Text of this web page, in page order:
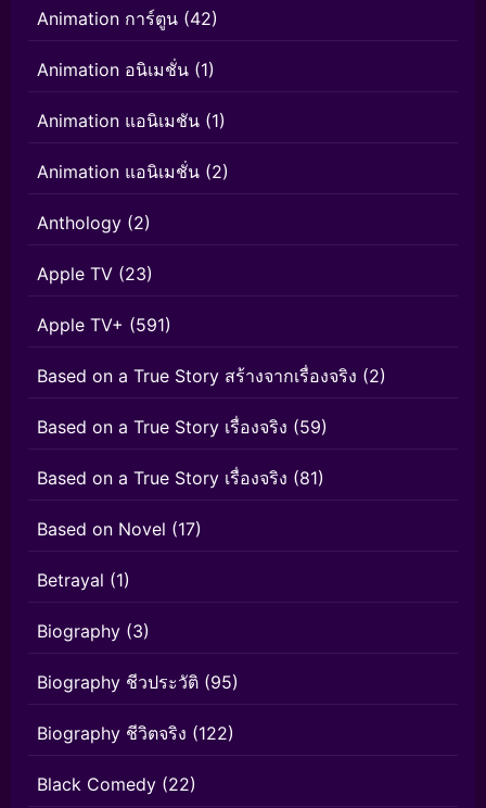
Animation การ์ตูน (42)
Animation อนิเมชั่น (1)
Animation แอนิเมชัน (1)
Animation แอนิเมชั่น (2)
Anthology (2)
Apple TV (23)
Apple TV+ (591)
Based on a True Story สร้างจากเรื่องจริง (2)
Based on a True Story เรื่องจริง (59)
Based on a True Story เรื่องจริง (81)
Based on Novel (17)
Betrayal (1)
Biography (3)
Biography ชีวประวัติ (95)
Biography ชีวิตจริง (122)
Black Comedy (22)